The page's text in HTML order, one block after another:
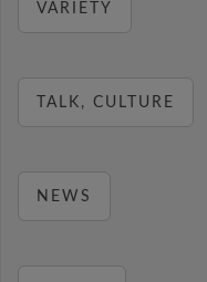
VARIETY
TALK, CULTURE
NEWS